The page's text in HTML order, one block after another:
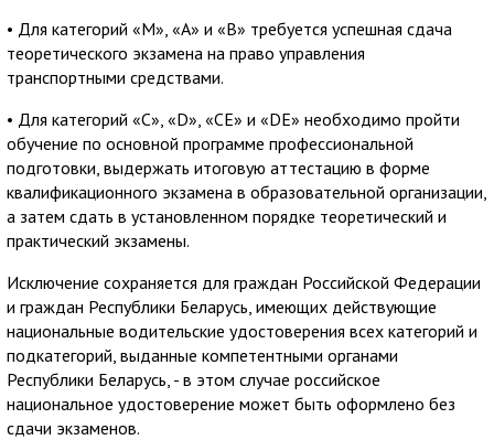
• Для категорий «М», «А» и «В» требуется успешная сдача
теоретического экзамена на право управления
транспортными средствами.
• Для категорий «С», «D», «СЕ» и «DE» необходимо пройти
обучение по основной программе профессиональной
подготовки, выдержать итоговую аттестацию в форме
квалификационного экзамена в образовательной организации,
а затем сдать в установленном порядке теоретический и
практический экзамены.
Исключение сохраняется для граждан Российской Федерации
и граждан Республики Беларусь, имеющих действующие
национальные водительские удостоверения всех категорий и
подкатегорий, выданные компетентными органами
Республики Беларусь, - в этом случае российское
национальное удостоверение может быть оформлено без
сдачи экзаменов.